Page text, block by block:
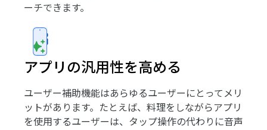
ーチできます。
アプリの汎用性を高める
ユーザー補助機能はあらゆるユーザーにとってメリ
ットがあります。たとえば、料理をしながらアプリ
を使用するユーザーは、タップ操作の代わりに音声